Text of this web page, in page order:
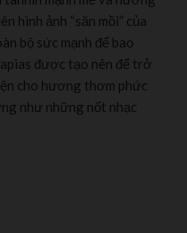
hình ảnh “săn mồi” của
bộ sức mạnh để bao
được tạo nên để trở
cho hương thơm phức
như những nốt nhạc
Vườn nho được trồng
cùng nấm men và lên